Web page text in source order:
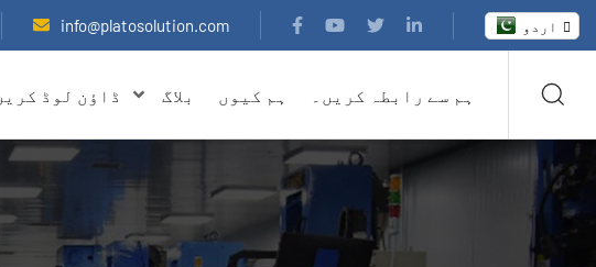
info@platosolution.com اردو
ڈاؤن لوڈ کریں بلاگ ہم کیوں ہم سے رابطہ کریں۔